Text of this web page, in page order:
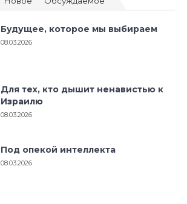
Будущее, которое мы выбираем
08.03.2026
Для тех, кто дышит ненавистью к
Израилю
08.03.2026
Под опекой интеллекта
08.03.2026